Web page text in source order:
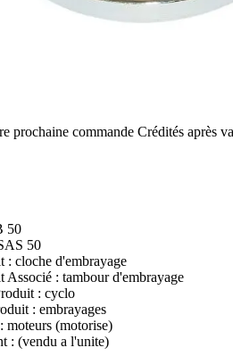
prochaine commande Crédités après
50
50
: cloche d'embrayage
: tambour d'embrayage
: cyclo
: embrayages
moteurs (motorise)
: (vendu a l'unite)